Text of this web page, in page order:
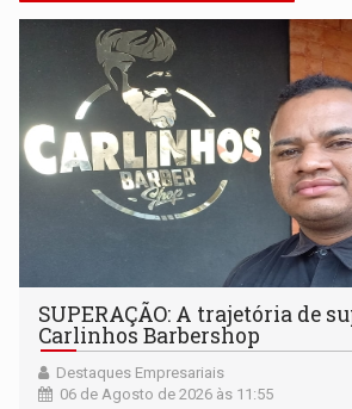
SUPERAÇÃO: A trajetória de
Carlinhos Barbershop
Destaques Empresariais
06 de Agosto de 2026 às 11:55